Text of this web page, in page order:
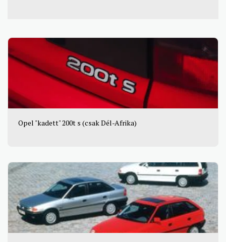
Opel "kadett" 200t s (csak Dél-Afrika)